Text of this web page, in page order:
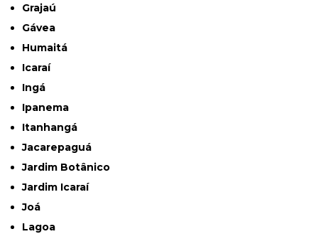
Grajaú
Gávea
Humaitá
Icaraí
Ingá
Ipanema
Itanhangá
Jacarepaguá
Jardim Botânico
Jardim Icaraí
Joá
Lagoa